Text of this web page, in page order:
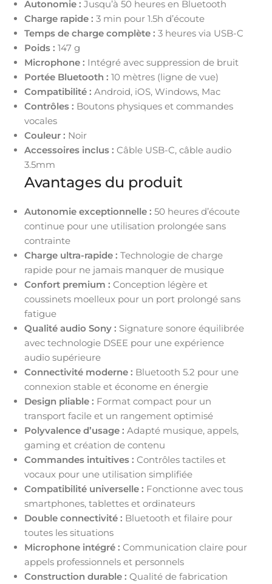
Autonomie : Jusqu’à 50 heures en Bluetooth
Charge rapide : 3 min pour 1.5h d’écoute
Temps de charge complète : 3 heures via USB-C
Poids : 147 g
Microphone : Intégré avec suppression de bruit
Portée Bluetooth : 10 mètres (ligne de vue)
Compatibilité : Android, iOS, Windows, Mac
Contrôles : Boutons physiques et commandes
vocales
Couleur : Noir
Accessoires inclus : Câble USB-C, câble audio
3.5mm
Avantages du produit
Autonomie exceptionnelle : 50 heures d’écoute
continue pour une utilisation prolongée sans
contrainte
Charge ultra-rapide : Technologie de charge
rapide pour ne jamais manquer de musique
Confort premium : Conception légère et
coussinets moelleux pour un port prolongé sans
fatigue
Qualité audio Sony : Signature sonore équilibrée
avec technologie DSEE pour une expérience
audio supérieure
Connectivité moderne : Bluetooth 5.2 pour une
connexion stable et économe en énergie
Design pliable : Format compact pour un
transport facile et un rangement optimisé
Polyvalence d’usage : Adapté musique, appels,
gaming et création de contenu
Commandes intuitives : Contrôles tactiles et
vocaux pour une utilisation simplifiée
Compatibilité universelle : Fonctionne avec tous
smartphones, tablettes et ordinateurs
Double connectivité : Bluetooth et filaire pour
toutes les situations
Microphone intégré : Communication claire pour
appels professionnels et personnels
Construction durable : Qualité de fabrication